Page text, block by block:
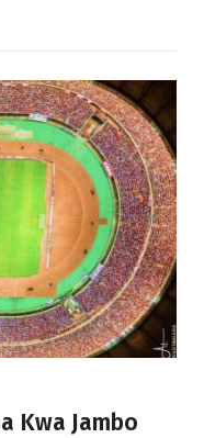
Kwa Jambo